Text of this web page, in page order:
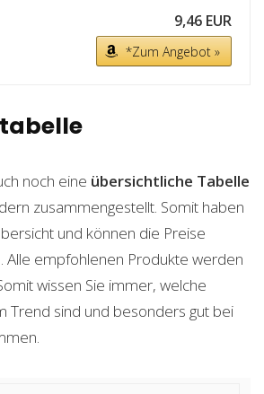
9,46 EUR
*Zum Angebot »
noch eine übersichtliche Tabelle
zusammengestellt. Somit haben
und können die Preise
Alle empfohlenen Produkte werden
wissen Sie immer, welche
Trend sind und besonders gut bei